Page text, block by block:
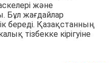
және
Бұл жағдайлар
береді. Қазақстанның
тізбекке кірігуіне